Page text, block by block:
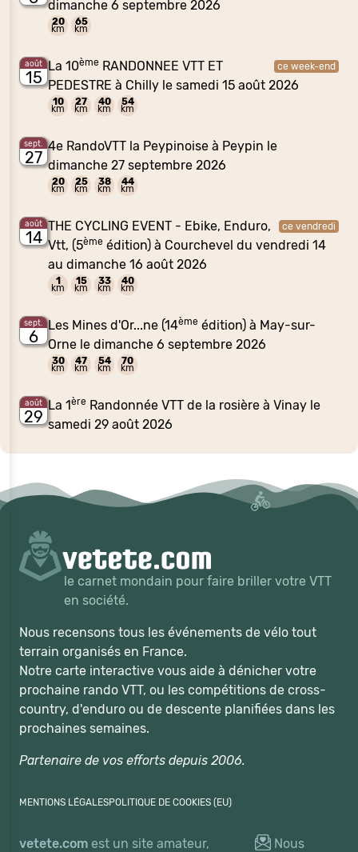
dimanche 6 septembre 2026
20
km
65
km
août
15
ce week-end
La 10ème RANDONNEE VTT ET
PEDESTRE à Chilly le samedi 15 août 2026
10
km
27
km
40
km
54
km
sept.
27
4e RandoVTT la Peypinoise à Peypin le
dimanche 27 septembre 2026
20
km
25
km
38
km
44
km
août
14
ce vendredi
THE CYCLING EVENT - Ebike, Enduro,
Vtt, (5ème édition) à Courchevel du vendredi 14
au dimanche 16 août 2026
1
km
15
km
33
km
40
km
sept.
6
Les Mines d'Or...ne (14ème édition) à May-sur-
Orne le dimanche 6 septembre 2026
30
km
47
km
54
km
70
km
août
29
La 1ère Randonnée VTT de la rosière à Vinay le
samedi 29 août 2026
le carnet mondain pour faire briller votre VTT
en société.
Nous recensons tous les événements de vélo tout
terrain organisés en France.
Notre carte interactive vous aide à dénicher votre
prochaine rando VTT, ou les compétitions de cross-
country, d'enduro ou de descente planifiées dans les
prochaines semaines.
Partenaire de vos efforts depuis 2006.
MENTIONS LÉGALESPOLITIQUE DE COOKIES (EU)
vetete.com est un site amateur,
Nous